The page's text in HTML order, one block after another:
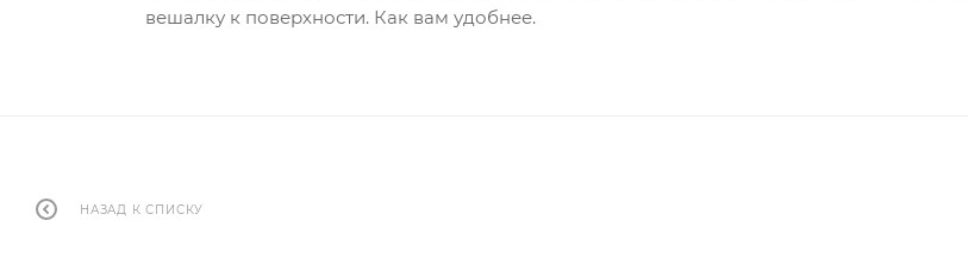
вешалку к поверхности. Как вам удобнее.
НАЗАД К СПИСКУ